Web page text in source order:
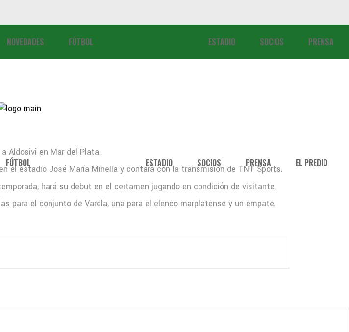
NOVEDADES FÚTBOL ESTADIO SOCIOS PRENSA
FÚTBOL ESTADIO SOCIOS PRENSA EL PREDIO
Aldosivi en Mar del Plata.
el estadio José María Minella y contará con la transmisión de TNT Sports.
hará su debut en el certamen jugando en condición de visitante.
para el conjunto de Varela, una para el elenco marplatense y un empate.